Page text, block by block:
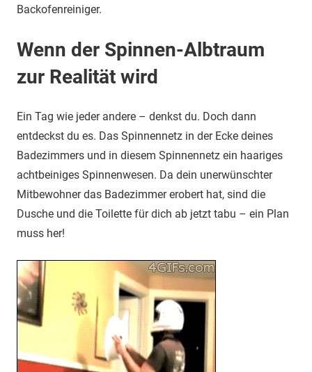
Backofenreiniger.
Wenn der Spinnen-Albtraum
zur Realität wird
Ein Tag wie jeder andere – denkst du. Doch dann
entdeckst du es. Das Spinnennetz in der Ecke deines
Badezimmers und in diesem Spinnennetz ein haariges
achtbeiniges Spinnenwesen. Da dein unerwünschter
Mitbewohner das Badezimmer erobert hat, sind die
Dusche und die Toilette für dich ab jetzt tabu – ein Plan
muss her!